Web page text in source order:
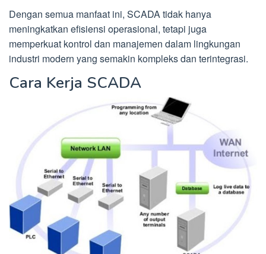
Dengan semua manfaat ini, SCADA tidak hanya
meningkatkan efisiensi operasional, tetapi juga
memperkuat kontrol dan manajemen dalam lingkungan
industri modern yang semakin kompleks dan terintegrasi.
Cara Kerja SCADA